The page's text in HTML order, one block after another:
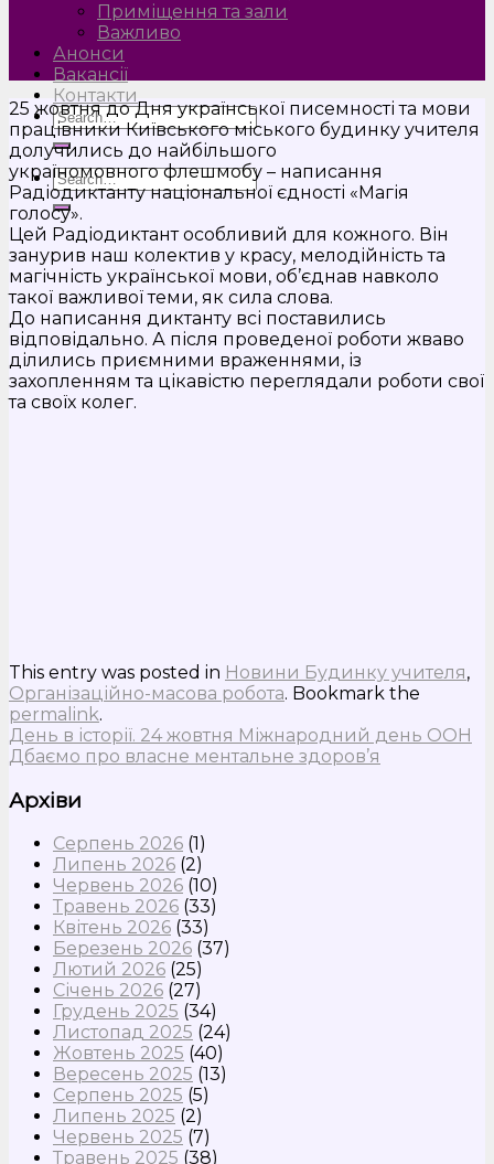
Приміщення та зали
Важливо
Анонси
Вакансії
Контакти
25 жовтня до Дня української писемності та мови
працівники Київського міського будинку учителя
долучились до найбільшого
україномовного флешмобу – написання
Радіодиктанту національної єдності «Магія
голосу».
Цей Радіодиктант особливий для кожного. Він
занурив наш колектив у красу, мелодійність та
магічність української мови, об’єднав навколо
такої важливої теми, як сила слова.
До написання диктанту всі поставились
відповідально. А після проведеної роботи жваво
ділились приємними враженнями, із
захопленням та цікавістю переглядали роботи свої
та своїх колег.
This entry was posted in Новини Будинку учителя,
Організаційно-масова робота. Bookmark the
permalink.
День в історії. 24 жовтня Міжнародний день ООН
Дбаємо про власне ментальне здоров’я
Архіви
Серпень 2026 (1)
Липень 2026 (2)
Червень 2026 (10)
Травень 2026 (33)
Квітень 2026 (33)
Березень 2026 (37)
Лютий 2026 (25)
Січень 2026 (27)
Грудень 2025 (34)
Листопад 2025 (24)
Жовтень 2025 (40)
Вересень 2025 (13)
Серпень 2025 (5)
Липень 2025 (2)
Червень 2025 (7)
Травень 2025 (38)